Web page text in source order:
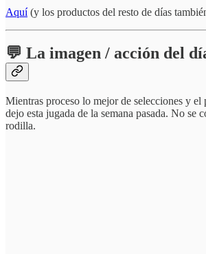
Aquí(y los productos del resto de días
💬 La imagen / acción del
Mientras proceso lo mejor de selecciones y
dejo esta jugada de la semana pasada. No se
rodilla.